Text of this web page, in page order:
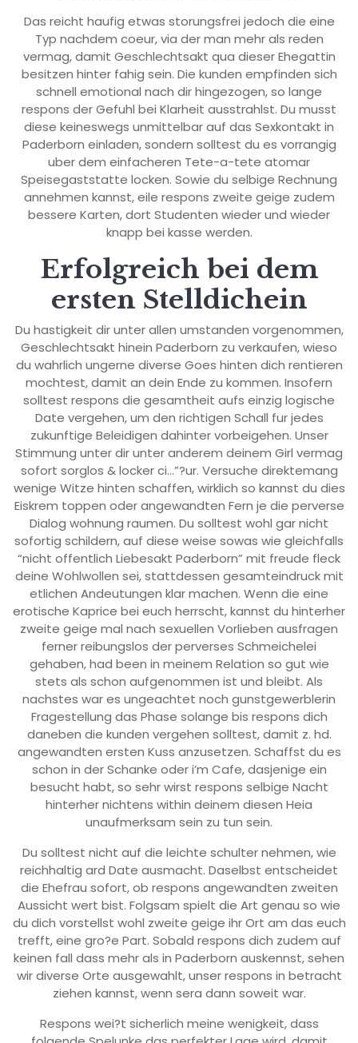
Das reicht haufig etwas storungsfrei jedoch die eine
Typ nachdem coeur, via der man mehr als reden
vermag, damit Geschlechtsakt qua dieser Ehegattin
besitzen hinter fahig sein. Die kunden empfinden sich
schnell emotional nach dir hingezogen, so lange
respons der Gefuhl bei Klarheit ausstrahlst. Du musst
diese keineswegs unmittelbar auf das Sexkontakt in
Paderborn einladen, sondern solltest du es vorrangig
uber dem einfacheren Tete-a-tete atomar
Speisegaststatte locken. Sowie du selbige Rechnung
annehmen kannst, eile respons zweite geige zudem
bessere Karten, dort Studenten wieder und wieder
knapp bei kasse werden.
Erfolgreich bei dem
ersten Stelldichein
Du hastigkeit dir unter allen umstanden vorgenommen,
Geschlechtsakt hinein Paderborn zu verkaufen, wieso
du wahrlich ungerne diverse Goes hinten dich rentieren
mochtest, damit an dein Ende zu kommen. Insofern
solltest respons die gesamtheit aufs einzig logische
Date vergehen, um den richtigen Schall fur jedes
zukunftige Beleidigen dahinter vorbeigehen. Unser
Stimmung unter dir unter anderem deinem Girl vermag
sofort sorglos & locker ci…”?ur. Versuche direktemang
wenige Witze hinten schaffen, wirklich so kannst du dies
Eiskrem toppen oder angewandten Fern je die perverse
Dialog wohnung raumen. Du solltest wohl gar nicht
sofortig schildern, auf diese weise sowas wie gleichfalls
“nicht offentlich Liebesakt Paderborn” mit freude fleck
deine Wohlwollen sei, stattdessen gesamteindruck mit
etlichen Andeutungen klar machen. Wenn die eine
erotische Kaprice bei euch herrscht, kannst du hinterher
zweite geige mal nach sexuellen Vorlieben ausfragen
ferner reibungslos der perverses Schmeichelei
gehaben, had been in meinem Relation so gut wie
stets als schon aufgenommen ist und bleibt. Als
nachstes war es ungeachtet noch gunstgewerblerin
Fragestellung das Phase solange bis respons dich
daneben die kunden vergehen solltest, damit z. hd.
angewandten ersten Kuss anzusetzen. Schaffst du es
schon in der Schanke oder i’m Cafe, dasjenige ein
besucht habt, so sehr wirst respons selbige Nacht
hinterher nichtens within deinem diesen Heia
unaufmerksam sein zu tun sein.
Du solltest nicht auf die leichte schulter nehmen, wie
reichhaltig ard Date ausmacht. Daselbst entscheidet
die Ehefrau sofort, ob respons angewandten zweiten
Aussicht wert bist. Folgsam spielt die Art genau so wie
du dich vorstellst wohl zweite geige ihr Ort am das euch
trefft, eine gro?e Part. Sobald respons dich zudem auf
keinen fall dass mehr als in Paderborn auskennst, sehen
wir diverse Orte ausgewahlt, unser respons in betracht
ziehen kannst, wenn sera dann soweit war.
Respons wei?t sicherlich meine wenigkeit, dass